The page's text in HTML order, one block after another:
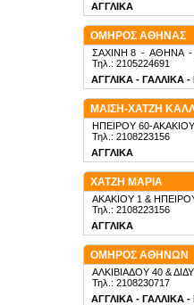
ΑΓΓΛΙΚΑ
ΟΜΗΡΟΣ ΑΘΗΝΑΣ
ΣΑΧΙΝΗ 8 - ΑΘΗΝΑ-
Τηλ.: 2105224691
ΑΓΓΛΙΚΑ - ΓΑΛΛΙΚΑ
ΜΑΙΣΗ-ΧΑΤΖΗ
ΗΠΕΙΡΟΥ 60-ΑΚΑΚΙΟΥ
Τηλ.: 2108223156
ΑΓΓΛΙΚΑ
ΧΑΤΖΗ ΜΑΡΙΑ
ΑΚΑΚΙΟΥ 1 &
Τηλ.: 2108223156
ΑΓΓΛΙΚΑ
ΟΜΗΡΟΣ ΑΘΗΝΩΝ
ΑΛΚΙΒΙΑΔΟΥ 40 &
Τηλ.: 2108230717
ΑΓΓΛΙΚΑ - ΓΑΛΛΙΚΑ